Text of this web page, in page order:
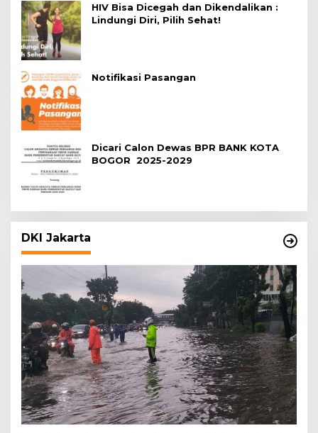
HIV Bisa Dicegah dan Dikendalikan :
Lindungi Diri, Pilih Sehat!
Notifikasi Pasangan
Dicari Calon Dewas BPR BANK KOTA
BOGOR 2025-2029
DKI Jakarta